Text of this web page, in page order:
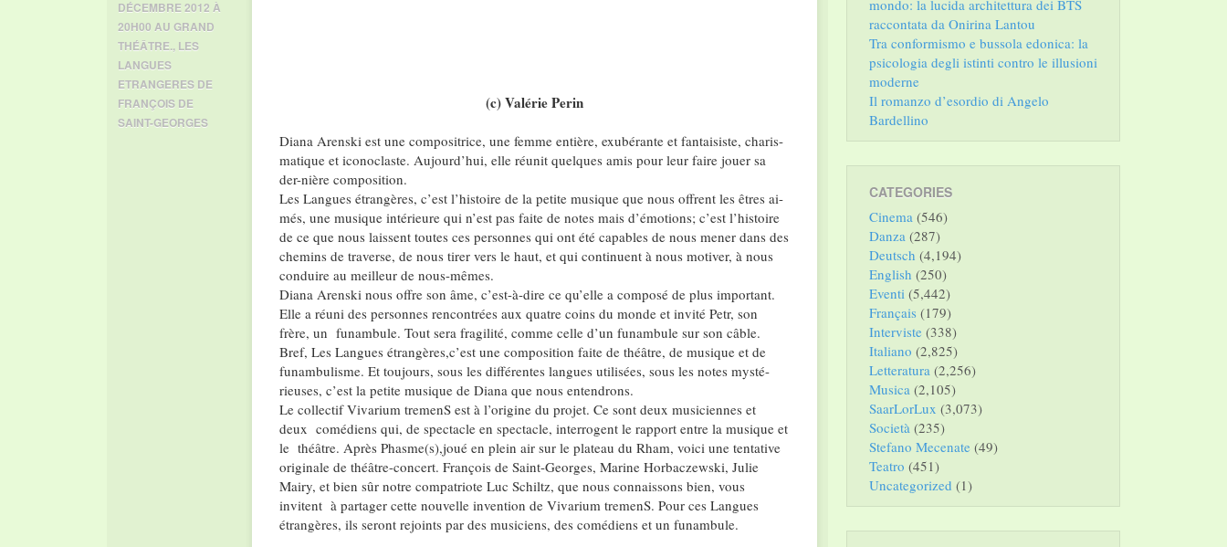
(c) Valérie Perin
Diana Arenski est une compositrice, une femme entière, exubérante et fantaisiste, charis-
matique et iconoclaste. Aujourd’hui, elle réunit quelques amis pour leur faire jouer sa
der-nière composition.
Les Langues étrangères, c’est l’histoire de la petite musique que nous offrent les êtres ai-
més, une musique intérieure qui n’est pas faite de notes mais d’émotions; c’est l’histoire
de ce que nous laissent toutes ces personnes qui ont été capables de nous mener dans des
chemins de traverse, de nous tirer vers le haut, et qui continuent à nous motiver, à nous
conduire au meilleur de nous-mêmes.
Diana Arenski nous offre son âme, c’est-à-dire ce qu’elle a composé de plus important.
Elle a réuni des personnes rencontrées aux quatre coins du monde et invité Petr, son
frère, un funambule. Tout sera fragilité, comme celle d’un funambule sur son câble.
Bref, Les Langues étrangères,c’est une composition faite de théâtre, de musique et de
funambulisme. Et toujours, sous les différentes langues utilisées, sous les notes mysté-
rieuses, c’est la petite musique de Diana que nous entendrons.
Le collectif Vivarium tremenS est à l’origine du projet. Ce sont deux musiciennes et
deux comédiens qui, de spectacle en spectacle, interrogent le rapport entre la musique et
le théâtre. Après Phasme(s),joué en plein air sur le plateau du Rham, voici une tentative
originale de théâtre-concert. François de Saint-Georges, Marine Horbaczewski, Julie
Mairy, et bien sûr notre compatriote Luc Schiltz, que nous connaissons bien, vous
invitent à partager cette nouvelle invention de Vivarium tremenS. Pour ces Langues
étrangères, ils seront rejoints par des musiciens, des comédiens et un funambule.
DÉCEMBRE 2012 À
20H00 AU GRAND
THÉÂTRE., LES
LANGUES
ETRANGERES DE
FRANÇOIS DE
SAINT-GEORGES
mondo: la lucida architettura dei BTS
raccontata da Onirina Lantou
Tra conformismo e bussola edonica: la
psicologia degli istinti contro le illusioni
moderne
Il romanzo d’esordio di Angelo
Bardellino
CATEGORIES
Cinema (546)
Danza (287)
Deutsch (4,194)
English (250)
Eventi (5,442)
Français (179)
Interviste (338)
Italiano (2,825)
Letteratura (2,256)
Musica (2,105)
SaarLorLux (3,073)
Società (235)
Stefano Mecenate (49)
Teatro (451)
Uncategorized (1)